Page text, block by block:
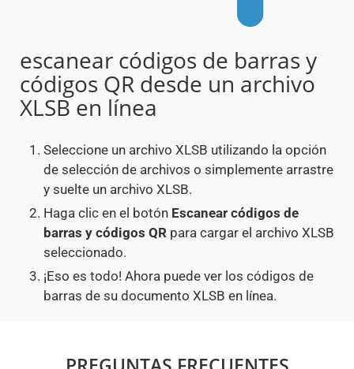
escanear códigos de barras y
códigos QR desde un archivo
XLSB en línea
Seleccione un archivo XLSB utilizando la opción
de selección de archivos o simplemente arrastre
y suelte un archivo XLSB.
Haga clic en el botón Escanear códigos de
barras y códigos QR para cargar el archivo XLSB
seleccionado.
¡Eso es todo! Ahora puede ver los códigos de
barras de su documento XLSB en línea.